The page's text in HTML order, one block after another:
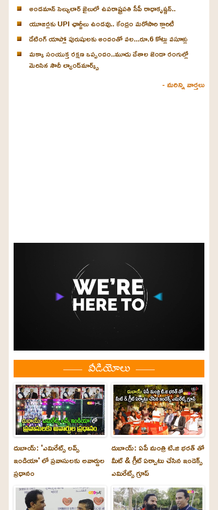
అండమాన్ సెల్యులార్ జైలులో ఉపరాష్ట్రపతి సీపీ రాధాకృష్ణన్..
యూజర్లకు UPI ఛార్జీలు ఉండవు.. కేంద్రం మరోసారి క్లారిటీ
డేటింగ్ యాప్లో పురుషులకు అందంతో వల...రూ.6 కోట్లు వసూళ్లు
మక్కా సంయుక్త రక్షణ ఒప్పందం..మూడు దేశాల జెండా రంగుల్లో
మెరిసిన సౌదీ ల్యాండ్‌మార్క్స్
- మరిన్ని వార్తలు
వీడియోలు
దుబాయ్: 'ఎమిరేట్స్ లవ్స్
ఇండియా' లో ప్రవాసులకు అవార్డుల
ప్రధానం
దుబాయ్: ఏపీ మంత్రి టి.జి భరత్ తో
మీట్ & గ్రీట్ ఏర్పాటు చేసిన ఇండెక్స్
ఎమిరేట్స్ గ్రూప్